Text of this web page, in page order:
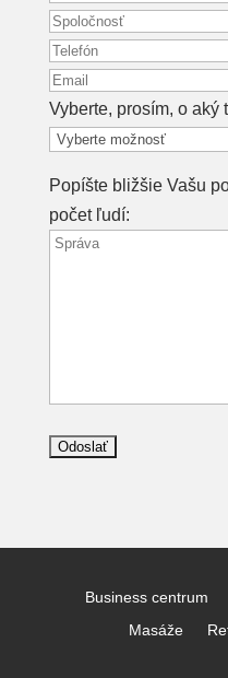
Vyberte, prosím, o aký
Popíšte bližšie Vašu
počet ľudí:
Business centrum
Masáže